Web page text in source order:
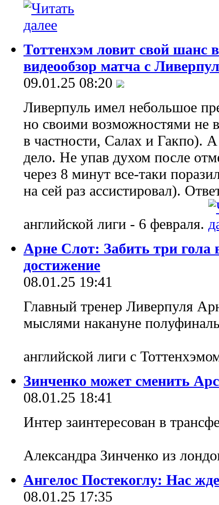
Тоттенхэм ловит свой шанс
видеообзор матча с
09.01.25 08:20
Ливерпуль имел небольшое
но своими возможностями не
в частности, Салах и Гакпо).
дело. Не упав духом после
через 8 минут все-таки
на сей раз ассистировал).
английской лиги - 6 февраля.
Арне Слот: Забить три гола
достижение
08.01.25 19:41
Главный тренер Ливерпуля
мыслями накануне
английской лиги с
Зинченко может сменить
08.01.25 18:41
Интер заинтересован в
Александра Зинченко из
Ангелос Постекоглу: Нас
08.01.25 17:35